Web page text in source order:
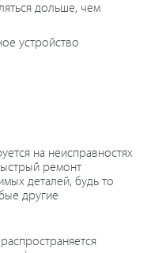
дольше, чем
устройство
на неисправностях
ремонт
деталей, будь то
другие